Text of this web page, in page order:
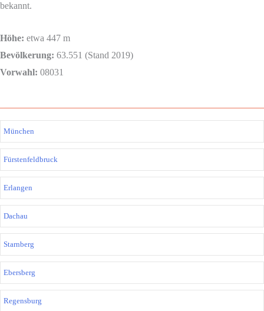
bekannt.
Höhe: etwa 447 m
Bevölkerung: 63.551 (Stand 2019)
Vorwahl: 08031
München
Fürstenfeldbruck
Erlangen
Dachau
Starnberg
Ebersberg
Regensburg